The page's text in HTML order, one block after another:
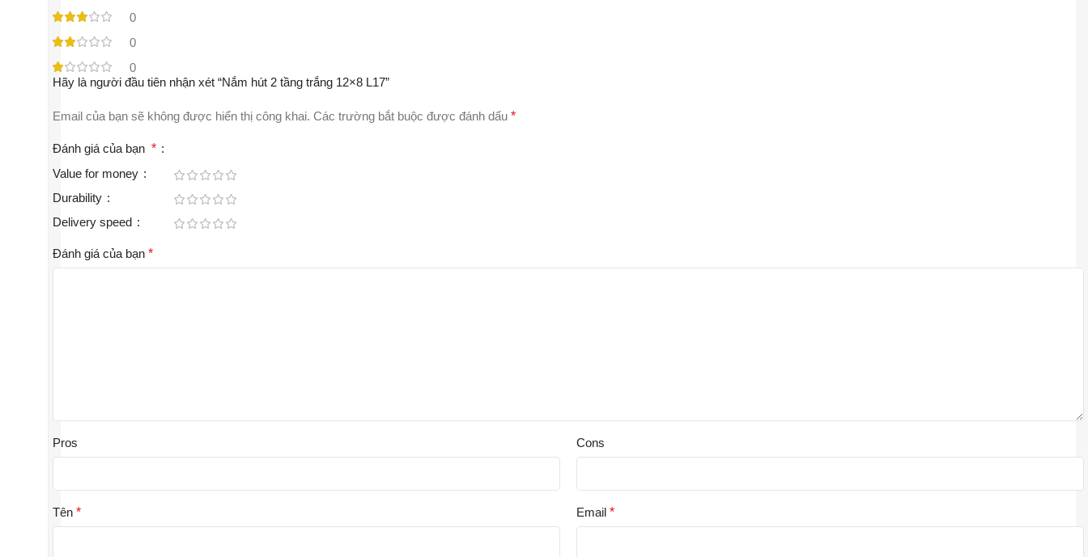
0
0
0
Hãy là người đầu tiên nhận xét “Nắm hút 2 tầng trắng 12×8 L17”
Email của bạn sẽ không được hiển thị công khai. Các trường bắt buộc được đánh dấu *
Đánh giá của bạn *
Value for money
Durability
Delivery speed
Đánh giá của bạn *
Pros Cons
Tên * Email *